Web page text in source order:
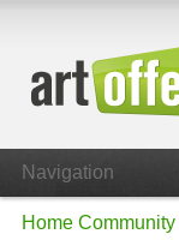
Navigation
Home Community